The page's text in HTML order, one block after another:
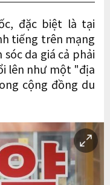
đặc biệt là tại
tiếng trên mạng
da giá cả phải
lên như một "địa
cộng đồng du